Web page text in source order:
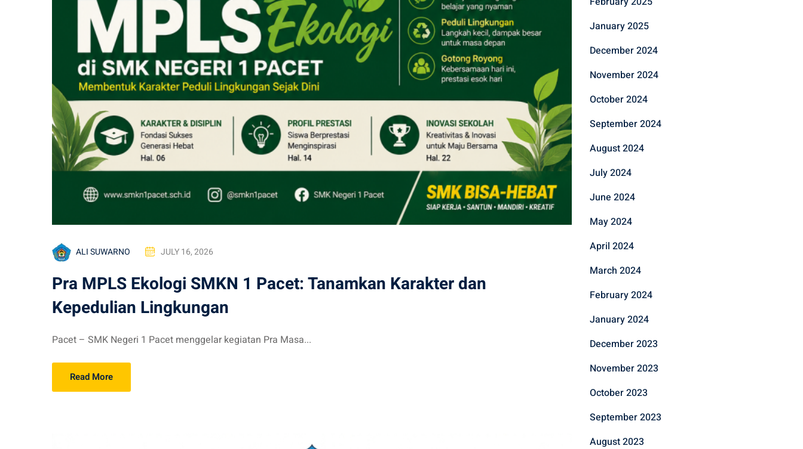
ALI SUWARNO JULY 16, 2026
Pra MPLS Ekologi SMKN 1 Pacet: Tanamkan Karakter dan
Kepedulian Lingkungan
Pacet – SMK Negeri 1 Pacet menggelar kegiatan Pra Masa...
Read More
January 2025
December 2024
November 2024
October 2024
September 2024
August 2024
July 2024
June 2024
May 2024
April 2024
March 2024
February 2024
January 2024
December 2023
November 2023
October 2023
September 2023
August 2023